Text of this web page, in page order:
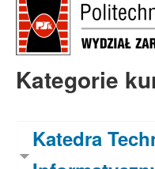
Kategorie
Katedra